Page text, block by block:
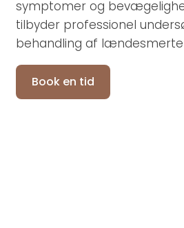
symptomer og
tilbyder professionel
behandling af
Book en tid